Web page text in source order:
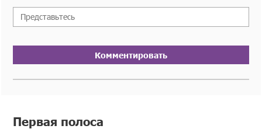
Комментировать
Первая полоса